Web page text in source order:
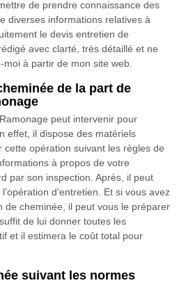
de prendre connaissance des
diverses informations relatives à
le devis entretien de
avec clarté, très détaillé et ne
à partir de mon site web.
de la part de
peut intervenir pour
effet, il dispose des matériels
cette opération suivant les règles de
à propos de votre
par son inspection. Après, il peut
d’entretien. Et si vous avez
de cheminée, il peut vous le préparer
de lui donner toutes les
et il estimera le coût total pour
suivant les normes